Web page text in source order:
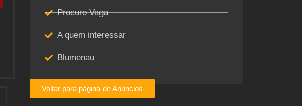
Procuro Vaga
A quem interessar
Blumenau
Voltar para página de Anúncios